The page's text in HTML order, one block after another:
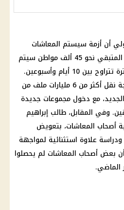
أن أزمة سيستم المعاشات
أوشكت على الانتهاء، وأن المتبقي نحو 45 ألف مواطن سيتم
صرف مستحقاتهم خلال فترة تتراوح بين 10 أيام وأسبوعين.
وأوضح أن الأزمة جاءت نتيجة نقل أكثر من 6 مليارات ملف من
، مع دخول مجموعات جديدة
وفي المقابل، طالب إبراهيم
أصحاب المعاشات، بتعويض
علاوة استثنائية لمواجهة
أن بعض أصحاب المعاشات لم يحصلوا
الماضي.